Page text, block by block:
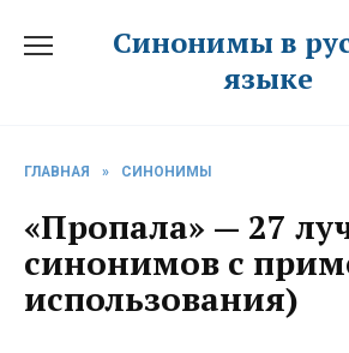
Синонимы в
языке
ГЛАВНАЯ » СИНОНИМЫ
«Пропала» — 27
синонимов с
использования)